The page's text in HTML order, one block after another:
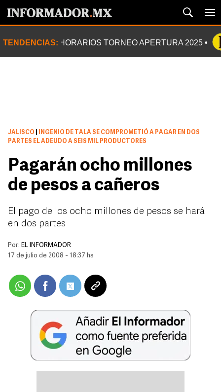
TENDENCIAS: HORARIOS TORNEO APERTURA 2025
JALISCO
INGENIO DE TALA SE COMPROMETIÓ A PAGAR EN DOS
PARTES EL ADEUDO A SEIS MIL PRODUCTORES
Pagarán ocho millones
de pesos a cañeros
El pago de los ocho millones de pesos se hará
en dos partes
Por: EL INFORMADOR
17 de julio de 2008 - 18:37 hs